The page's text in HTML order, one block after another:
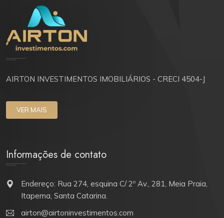
AIRTON INVESTIMENTOS IMOBILIÁRIOS - CRECI 4504-J
VER MAIS
Informações de contato
Endereço: Rua 274, esquina C/ 2º Av., 281, Meia Praia,
Itapema, Santa Catarina.
airton@airtoninvestimentos.com